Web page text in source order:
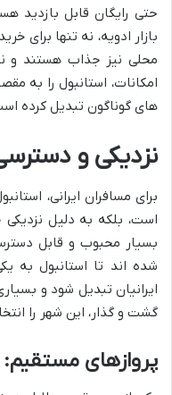
حتی رایگان قابل بازدید
بازار ادویه، نه تنها برای
محلی نیز جذاب هستند و
امکانات، استانبول را به
های گوناگون تبدیل کرده
نزدیکی و
برای مسافران ایرانی،
است، بلکه به دلیل
بسیار محبوب و قابل
شده اند تا استانبول به
ایرانیان تبدیل شود و
گشت و گذار، این شهر را
پروازهای